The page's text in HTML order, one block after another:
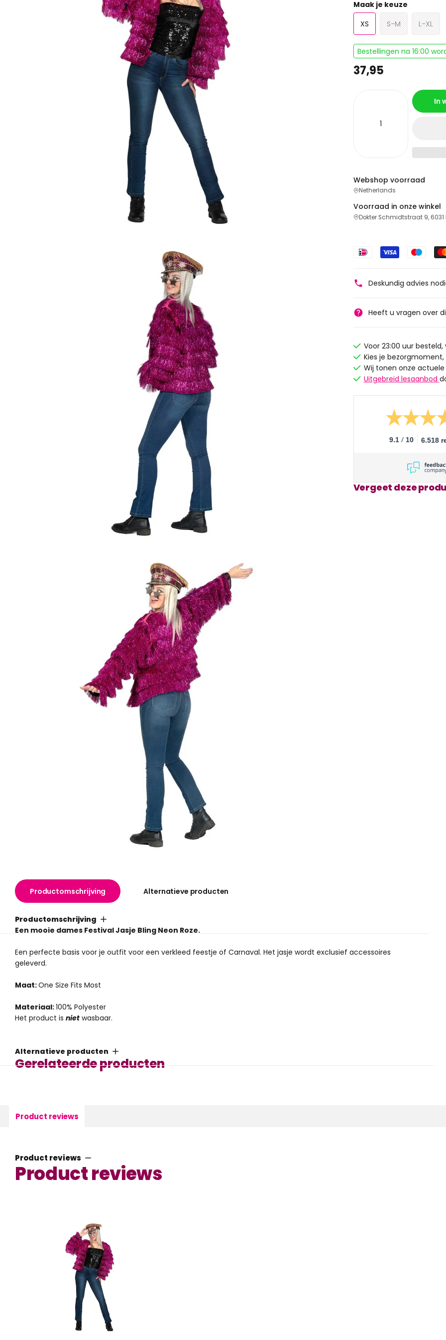
Maak je keuze
XS
S-M L-XL
Bestellingen na 16:00
37,95
In
Webshop voorraad
Netherlands
Voorraad in onze winkel
Dokter Schmidtstraat 9, 6031
Deskundig advies
Heeft u vragen over
Voor 23:00 uur
Kies je
Wij tonen onze
Uitgebreid lesaanbod
9.1 / 10 6.518
Vergeet deze
Productomschrijving Alternatieve producten
Productomschrijving
Een mooie dames Festival Jasje Bling Neon Roze.
Een perfecte basis voor je outfit voor een verkleed feestje of Carnaval. Het jasje wordt exclusief accessoires
geleverd.
Maat:One Size Fits Most
Materiaal:100% Polyester
Het product is niet wasbaar.
Alternatieve producten
Gerelateerde producten
Product reviews
Product reviews
Product reviews